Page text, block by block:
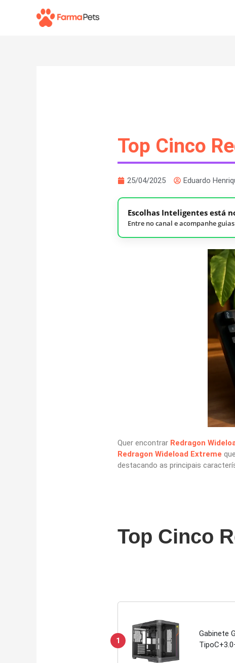
Top Cinco
25/04/2025 Eduardo
Escolhas Inteligentes está
Entre no canal e acompanhe
Quer encontrar Redragon
Redragon Wideload Extreme
destacando as principais
Top Cinco
1
Gabinete